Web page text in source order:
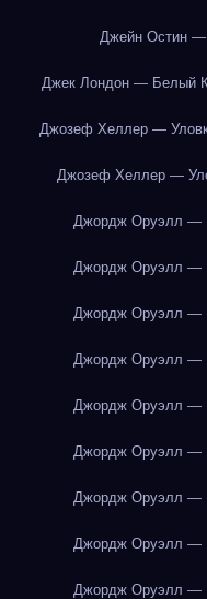
Джейн Остин —
Джек Лондон — Белый
Джозеф Хеллер —
Джозеф Хеллер —
Джордж Оруэлл —
Джордж Оруэлл —
Джордж Оруэлл —
Джордж Оруэлл —
Джордж Оруэлл —
Джордж Оруэлл —
Джордж Оруэлл —
Джордж Оруэлл —
Джордж Оруэлл —